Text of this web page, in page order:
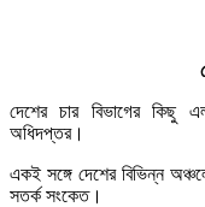
দেশের চার বিভাগের কিছু
অধিদপ্তর।
একই সঙ্গে দেশের বিভিন্ন
সতর্ক সংকেত।